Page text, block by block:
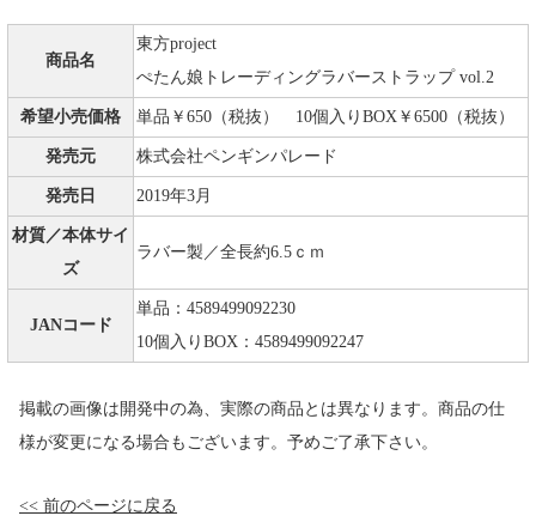
商品名
東方project
ぺたん娘トレーディングラバーストラップ vol.2
希望小売価格 単品￥650（税抜） 10個入りBOX￥6500（税抜）
発売元 株式会社ペンギンパレード
発売日 2019年3月
材質／本体サイ
ズ
ラバー製／全長約6.5ｃｍ
JANコード
単品：4589499092230
10個入りBOX：4589499092247
掲載の画像は開発中の為、実際の商品とは異なります。商品の仕
様が変更になる場合もございます。予めご了承下さい。
<< 前のページに戻る